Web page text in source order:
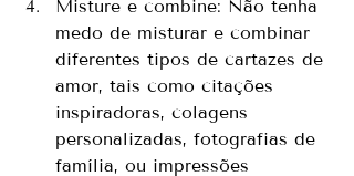
Misture e combine: Não tenha
medo de misturar e combinar
diferentes tipos de cartazes de
amor, tais como citações
inspiradoras, colagens
personalizadas, fotografias de
família, ou impressões